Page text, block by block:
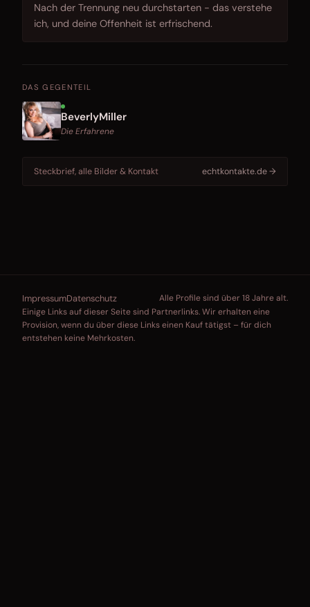
Nach der Trennung neu durchstarten - das verstehe
ich, und deine Offenheit ist erfrischend.
DAS GEGENTEIL
BeverlyMiller
Die Erfahrene
Steckbrief, alle Bilder & Kontakt echtkontakte.de →
ImpressumDatenschutz
Alle Profile sind über 18 Jahre alt.
Einige Links auf dieser Seite sind Partnerlinks. Wir erhalten eine
Provision, wenn du über diese Links einen Kauf tätigst – für dich
entstehen keine Mehrkosten.